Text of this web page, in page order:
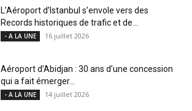
L’Aéroport d’Istanbul s’envole vers des
Records historiques de trafic et de...
- A LA UNE 16 juillet 2026
Aéroport d’Abidjan : 30 ans d’une concession
qui a fait émerger...
- A LA UNE 14 juillet 2026